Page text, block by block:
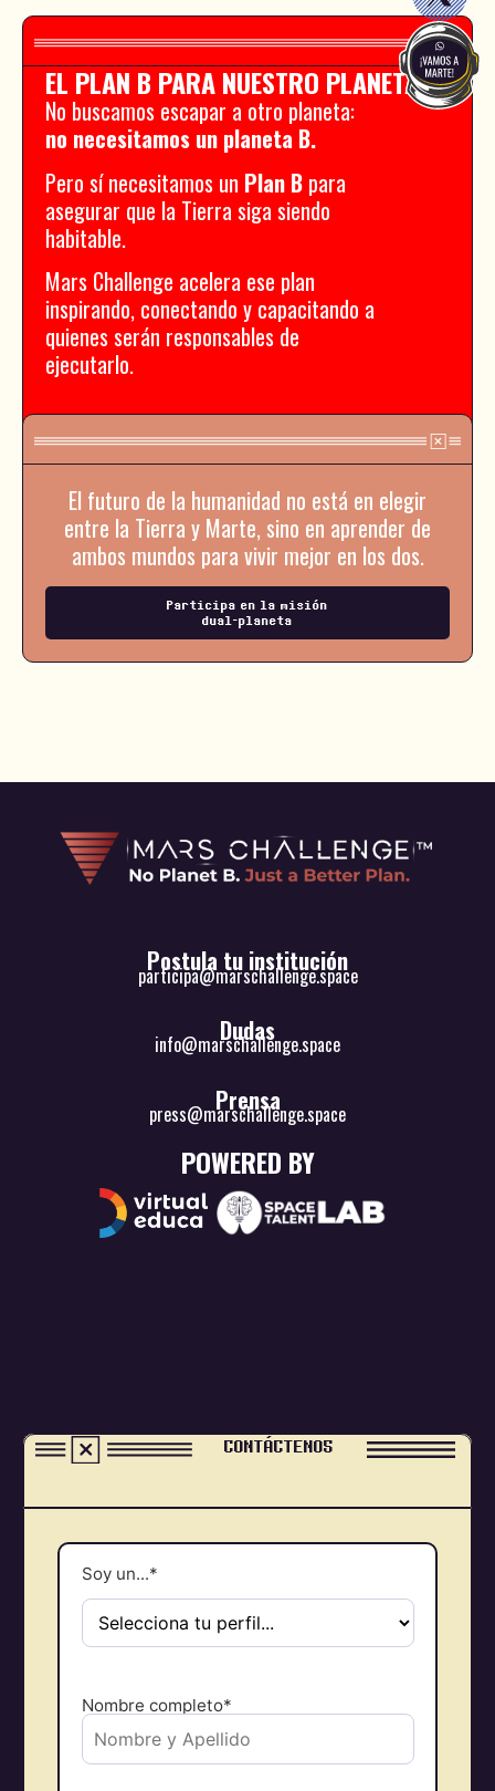
EL PLAN B PARA NUESTRO PLANETA
No buscamos escapar a otro planeta:
no necesitamos un planeta B.
Pero sí necesitamos un Plan B para
asegurar que la Tierra siga siendo
habitable.
Mars Challenge acelera ese plan
inspirando, conectando y capacitando a
quienes serán responsables de
ejecutarlo.
El futuro de la humanidad no está en elegir
entre la Tierra y Marte, sino en aprender de
ambos mundos para vivir mejor en los dos.
Participa en la misión
dual-planeta
Postula tu institución
participa@marschallenge.space
Dudas
info@marschallenge.space
Prensa
press@marschallenge.space
POWERED BY
CONTÁCTENOS
Soy un...*
Nombre completo*